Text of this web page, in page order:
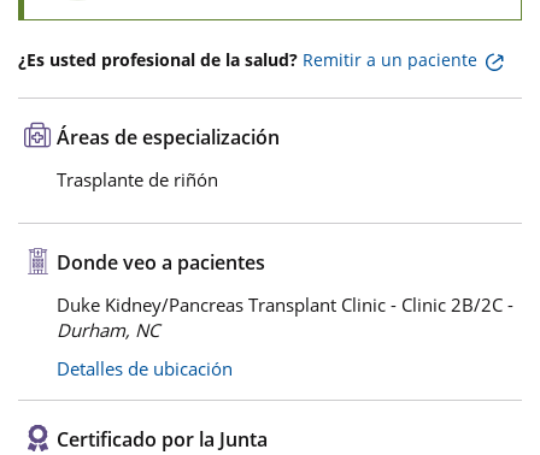
¿Es usted profesional de la salud? Remitir a un paciente
Áreas de especialización
Trasplante de riñón
Donde veo a pacientes
Duke Kidney/Pancreas Transplant Clinic - Clinic 2B/2C -
Durham, NC
Detalles de ubicación
Certificado por la Junta